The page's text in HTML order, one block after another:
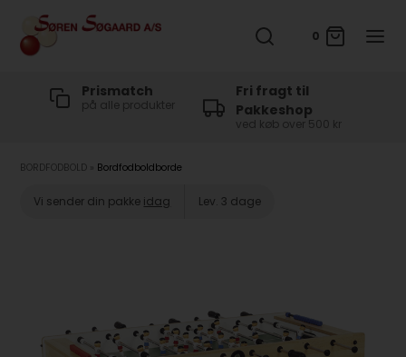
0
Prismatch
på alle produkter
Fri fragt til
Pakkeshop
ved køb over 500 kr
BORDFODBOLD Bordfodboldborde
Vi sender din pakke idag Lev. 3 dage